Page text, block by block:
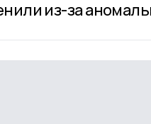
из-за